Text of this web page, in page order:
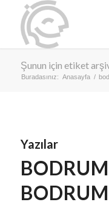
Şunun için etiket
Buradasınız: Anasayfa /
Yazılar